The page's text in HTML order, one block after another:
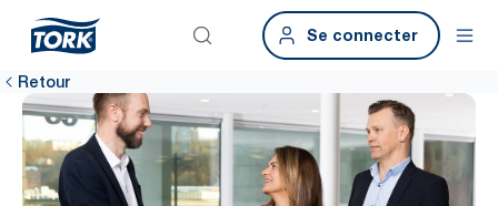
Se connecter
Retour